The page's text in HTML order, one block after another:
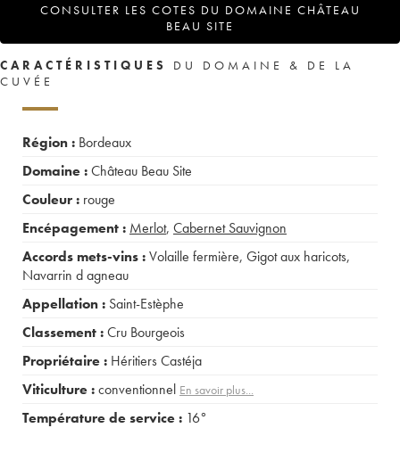
CONSULTER LES COTES DU DOMAINE CHÂTEAU
BEAU SITE
CARACTÉRISTIQUES
DU DOMAINE & DE LA
CUVÉE
Région : Bordeaux
Domaine :Château Beau Site
Couleur : rouge
Encépagement : Merlot, Cabernet Sauvignon
Accords mets-vins :Volaille fermière, Gigot aux haricots,
Navarrin d agneau
Appellation : Saint-Estèphe
Classement :Cru Bourgeois
Propriétaire : Héritiers Castéja
Viticulture :conventionnel En savoir plus...
Température de service : 16°